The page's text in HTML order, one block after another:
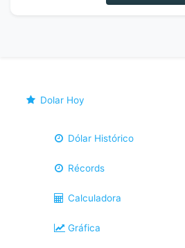
Dolar Hoy
Dólar Histórico
Récords
Calculadora
Gráfica